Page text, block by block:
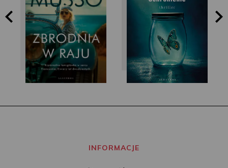
Guillaume Musso Harlan Coben
INFORMACJE